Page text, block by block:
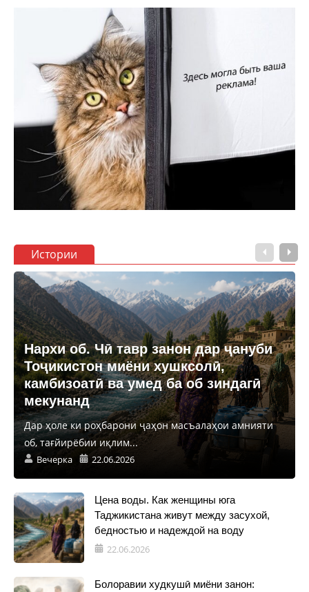
Истории
Нархи об. Чӣ тавр занон дар ҷануби
Тоҷикистон миёни хушксолӣ,
камбизоатӣ ва умед ба об зиндагӣ
мекунанд
Дар ҳоле ки роҳбарони ҷаҳон масъалаҳои амнияти
об, тағйирёбии иқлим...
Вечерка 22.06.2026
Цена воды. Как женщины юга
Таджикистана живут между засухой,
бедностью и надеждой на воду
22.06.2026
Болоравии худкушӣ миёни занон: